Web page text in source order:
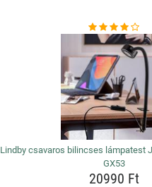
Lindby csavaros bilincses lámpatest
GX53
20990 Ft